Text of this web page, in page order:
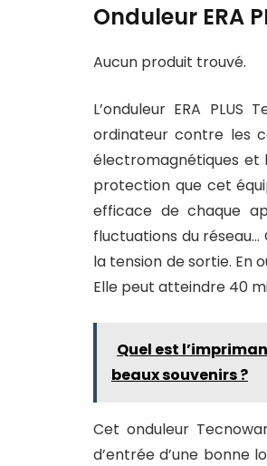
Onduleur ERA
Aucun produit trouvé.
L’onduleur ERA
ordinateur contre les
électromagnétiques et
protection que cet
efficace de chaque
fluctuations du
la tension de sortie. En
Elle peut atteindre 40
Quel est
beaux souvenirs ?
Cet onduleur
d’entrée d’une bonne